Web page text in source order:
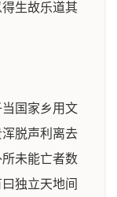
生故乐道其
国家乡用文
脱声利离去
未能亡者数
独立天地间